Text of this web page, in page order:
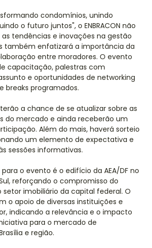
condomínios, unindo
o futuro juntos", o ENBRACON não
tendências e inovações na gestão
também enfatizará a importância da
entre moradores. O evento
capacitação, palestras com
e oportunidades de networking
breaks programados.
a chance de se atualizar sobre as
do mercado e ainda receberão um
Além do mais, haverá sorteio
um elemento de expectativa e
sessões informativas.
o evento é o edifício da AEA/DF no
reforçando o compromisso do
setor imobiliário da capital federal. O
o apoio de diversas instituições e
indicando a relevância e o impacto
para o mercado de
e região.